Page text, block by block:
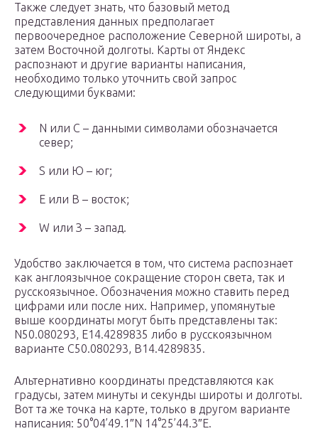
Также следует знать, что базовый метод
представления данных предполагает
первоочередное расположение Северной широты, а
затем Восточной долготы. Карты от Яндекс
распознают и другие варианты написания,
необходимо только уточнить свой запрос
следующими буквами:
N или С – данными символами обозначается
север;
S или Ю – юг;
E или В – восток;
W или З – запад.
Удобство заключается в том, что система распознает
как англоязычное сокращение сторон света, так и
русскоязычное. Обозначения можно ставить перед
цифрами или после них. Например, упомянутые
выше координаты могут быть представлены так:
N50.080293, E14.4289835 либо в русскоязычном
варианте С50.080293, В14.4289835.
Альтернативно координаты представляются как
градусы, затем минуты и секунды широты и долготы.
Вот та же точка на карте, только в другом варианте
написания: 50°04’49.1″N 14°25’44.3″E.